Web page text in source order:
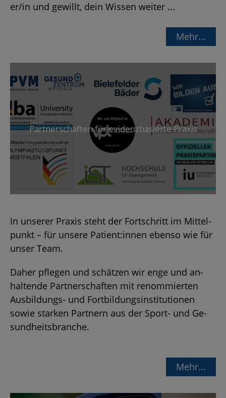
er/in und ge­willt, dein Wis­sen wei­ter ...
Mehr...
Part­ner­schaf­ten für evi­denz­ba­sier­te Pra­xis
In un­se­rer Pra­xis steht der Fort­schritt im Mit­tel­
punkt – für un­se­re Pa­ti­ent:innen eben­so wie für
unser Team.
Daher pfle­gen und schät­zen wir enge und an­
hal­ten­de Part­ner­schaf­ten mit re­nom­mier­ten
Aus­bil­dungs- und Fort­bil­dungs­in­sti­tu­tio­nen
sowie star­ken Part­nern aus der Sport- und Ge­
sund­heits­bran­che.
Mehr...